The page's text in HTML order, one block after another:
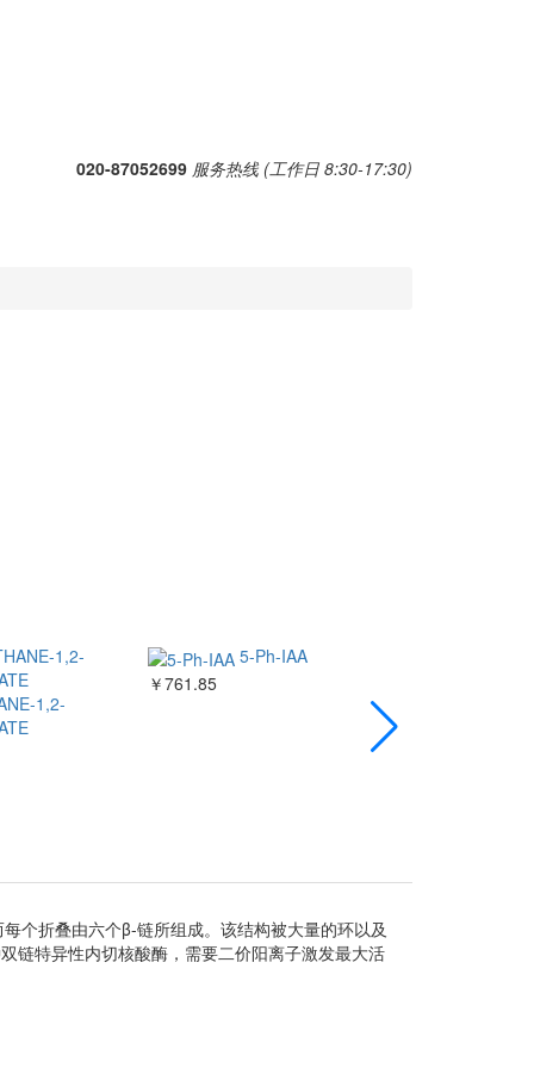
020-87052699 服务热线 (工作日 8:30-17:30)
1,2-
5-Ph-IAA
￥761.85
个折叠由六个β-链所组成。该结构被大量的环以及
链特异性内切核酸酶，需要二价阳离子激发最大活